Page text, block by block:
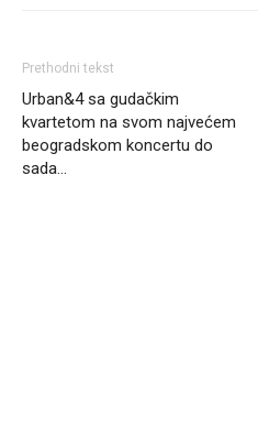
Prethodni tekst
Urban&4 sa gudačkim
kvartetom na svom najvećem
beogradskom koncertu do
sada…